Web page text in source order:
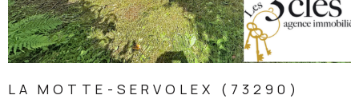
LA MOTTE-SERVOLEX (73290)